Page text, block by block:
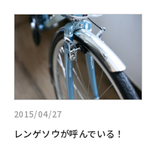
2015/04/27
レンゲソウが呼んでいる！
く
見
る:
レ
ン
ゲ
ソ